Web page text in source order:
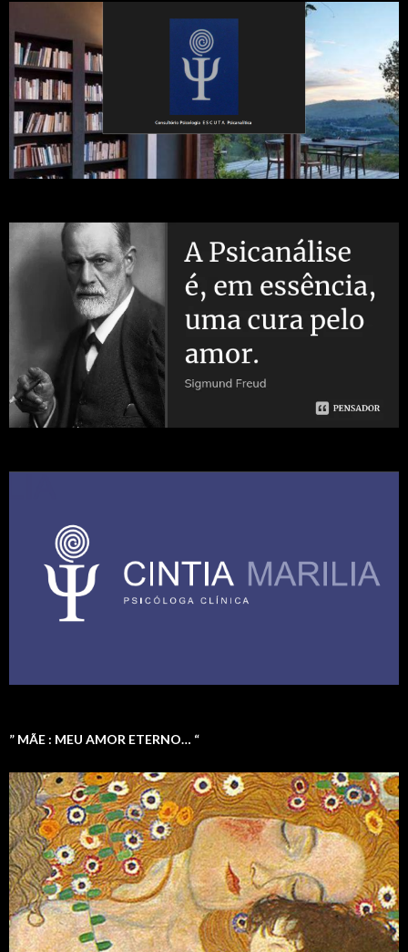
” MÃE : MEU AMOR ETERNO… “